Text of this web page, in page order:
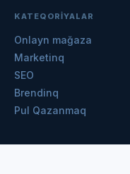
KATEQORIYALAR
Onlayn mağaza
Marketinq
SEO
Brendinq
Pul Qazanmaq